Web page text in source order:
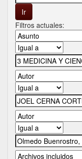
Filtros actuales: